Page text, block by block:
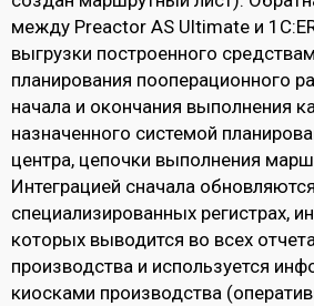
между Preactor AS Ultimate и
выгрузки построенного
планирования пооперационного
начала и окончания выполнения
назначенного системой
центра, цепочки выполнения
Интеграцией сначала
специализированных регистрах,
которых выводится во всех
производства и используется
киосками производства